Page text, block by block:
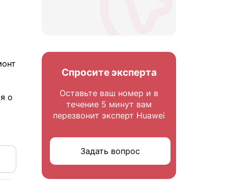
о
Спросите эксперта
Оставьте ваш номер и в
течение 5 минут вам
перезвонит эксперт Huawei
Задать вопрос